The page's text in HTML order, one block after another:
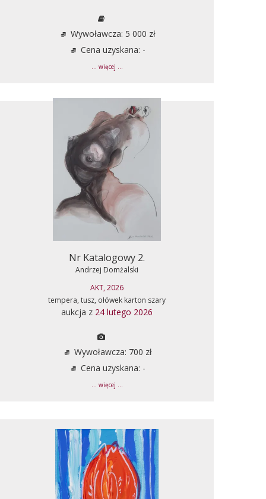
Wywoławcza: 5 000 zł
Cena uzyskana: -
... więcej ...
Nr Katalogowy 2.
Andrzej Domżalski
AKT, 2026
tempera, tusz, ołówek karton szary
aukcja z 24 lutego 2026
Wywoławcza: 700 zł
Cena uzyskana: -
... więcej ...